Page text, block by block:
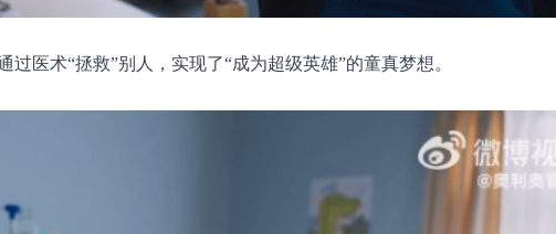
医术“拯救”别人，实现了“成为超级英雄”的童真梦想。